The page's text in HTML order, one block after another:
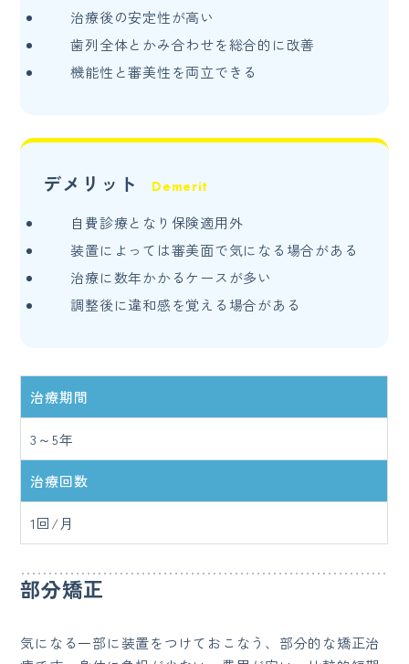
治療後の安定性が高い
歯列全体とかみ合わせを総合的に改善
機能性と審美性を両立できる
デメリット
自費診療となり保険適用外
装置によっては審美面で気になる場合がある
治療に数年かかるケースが多い
調整後に違和感を覚える場合がある
治療期間
3～5年
治療回数
1回/月
部分矯正
気になる一部に装置をつけておこなう、部分的な矯正治